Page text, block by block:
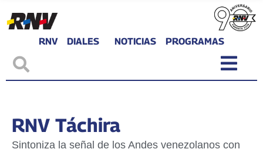
RNV DIALES NOTICIAS PROGRAMAS
RNV Táchira
Sintoniza la señal de los Andes venezolanos con